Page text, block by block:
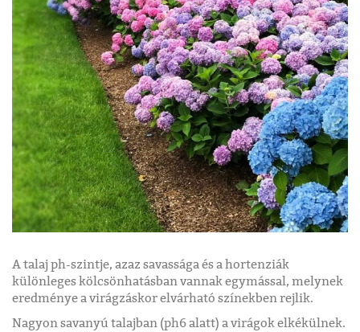
A talaj ph-szintje, azaz savassága és a hortenziák
különleges kölcsönhatásban vannak egymással, melynek
eredménye a virágzáskor elvárható színekben rejlik.
Nagyon savanyú talajban (ph6 alatt) a virágok elkékülnek.